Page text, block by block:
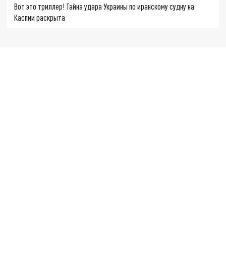
Вот это триллер! Тайна удара Украины по иранскому судну на
Каспии раскрыта